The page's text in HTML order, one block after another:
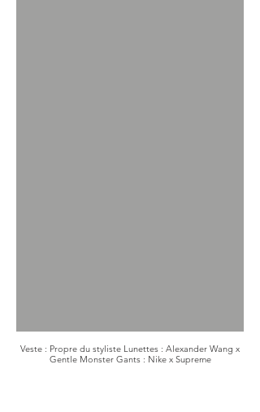
Veste : Propre du styliste Lunettes : Alexander Wang x
Gentle Monster Gants : Nike x Supreme